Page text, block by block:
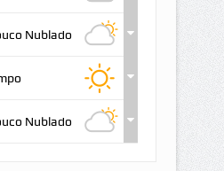
Nublado
Nublado